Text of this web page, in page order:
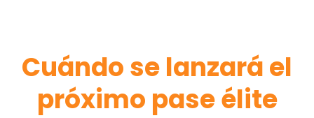
Cuándo se lanzará el
próximo pase élite